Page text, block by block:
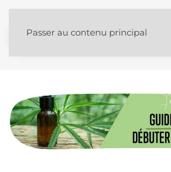
Passer au contenu principal